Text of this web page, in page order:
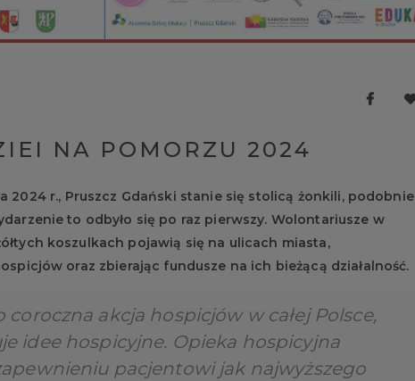
NA POMORZU 2024
2024 r., Pruszcz Gdański stanie się stolicą żonkili, podobnie
to odbyło się po raz pierwszy. Wolontariusze w
koszulkach pojawią się na ulicach miasta,
oraz zbierając fundusze na ich bieżącą działalność.
coroczna akcja hospicjów w całej Polsce,
idee hospicyjne. Opieka hospicyjna
pacjentowi jak najwyższego